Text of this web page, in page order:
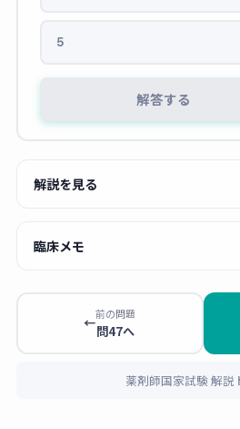
5
解答する
解説を見る
構造から特定の角度で強いX線回折
規則なため、特定の回折角でのピ
ハローパターン（ブロードなドー
臨床メモ
非晶質（アモルファス
解度・溶出速度が高い
収改善に利用されます
学的に不安定で、保存
←
前の問題
問47へ
薬剤師国家試験 解説